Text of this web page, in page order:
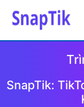
SnapTik: